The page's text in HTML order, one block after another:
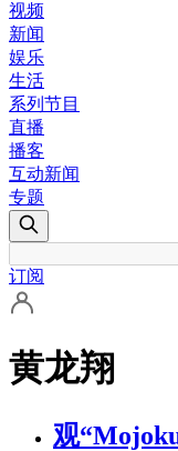
视频
新闻
娱乐
生活
系列节目
直播
播客
互动新闻
专题
订阅
黄龙翔
观